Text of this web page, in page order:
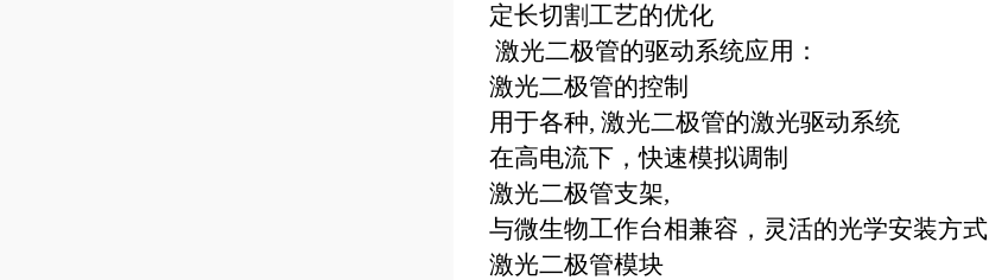
定长切割工艺的优化
激光二极管的驱动系统应用：
激光二极管的控制
用于各种, 激光二极管的激光驱动系统
在高电流下，快速模拟调制
激光二极管支架,
与微生物工作台相兼容，灵活的光学安装方式
激光二极管模块